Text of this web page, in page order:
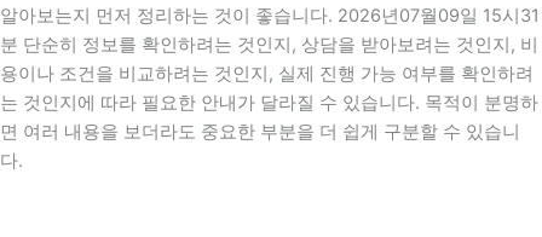
알아보는지 먼저 정리하는 것이 좋습니다. 2026년07월09일 15시31
분 단순히 정보를 확인하려는 것인지, 상담을 받아보려는 것인지, 비
용이나 조건을 비교하려는 것인지, 실제 진행 가능 여부를 확인하려
는 것인지에 따라 필요한 안내가 달라질 수 있습니다. 목적이 분명하
면 여러 내용을 보더라도 중요한 부분을 더 쉽게 구분할 수 있습니
다.